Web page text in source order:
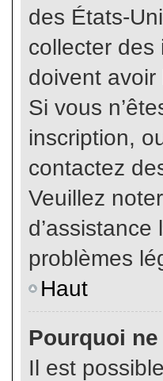
des États-
collecter des
doivent
Si vous
inscription,
contactez
Veuillez
problèmes
Haut
Pourquoi
Il est